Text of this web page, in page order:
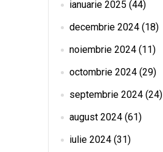
ianuarie 2025 (44)
decembrie 2024 (18)
noiembrie 2024 (11)
octombrie 2024 (29)
septembrie 2024 (24)
august 2024 (61)
iulie 2024 (31)